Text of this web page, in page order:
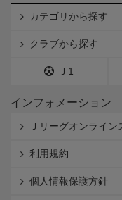
カテゴリから探す
クラブから探す
Ｊ1
インフォメーション
Ｊリーグオンライン
利用規約
個人情報保護方針